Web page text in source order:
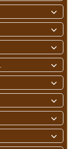







